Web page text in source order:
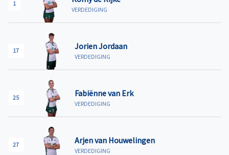
1
VERDEDIGING
17 Jorien Jordaan
VERDEDIGING
25 Fabiënne van Erk
VERDEDIGING
27 Arjen van Houwelingen
VERDEDIGING